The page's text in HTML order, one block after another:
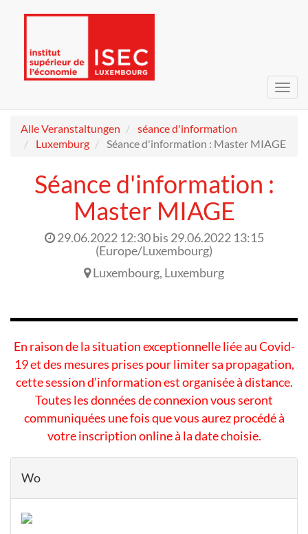
Alle Veranstaltungen
séance d'information
Luxemburg
Séance d'information : Master MIAGE
Séance d'information :
Master MIAGE
29.06.2022 12:30bis 29.06.2022 13:15
(Europe/Luxembourg)
Luxembourg, Luxemburg
En raison de la situation exceptionnelle liée au Covid-
19 et des mesures prises pour limiter sa propagation,
cette session d’information est organisée à distance.
Toutes les données de connexion vous seront
communiquées une fois que vous aurez procédé à
votre inscription online à la date choisie.
Wo